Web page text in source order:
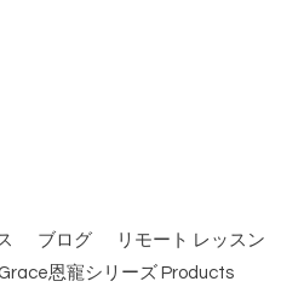
ブログ
リモート レッスン
Grace恩寵シリーズ Products